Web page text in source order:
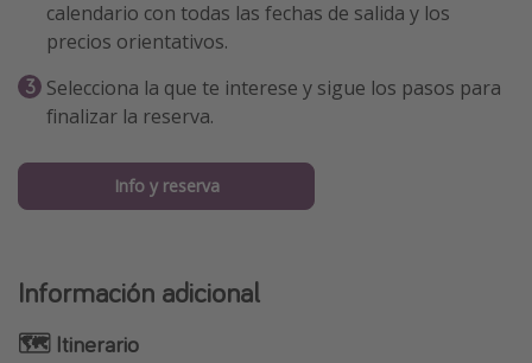
calendario con todas las fechas de salida y los
precios orientativos.
Selecciona la que te interese y sigue los pasos para
finalizar la reserva.
Info y reserva
Información adicional
🗺 Itinerario